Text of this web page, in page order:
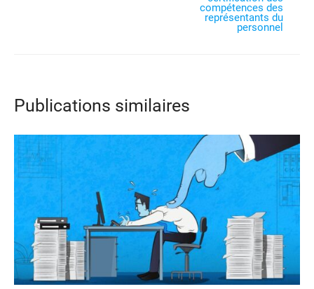
compétences des
représentants du
personnel
Publications similaires